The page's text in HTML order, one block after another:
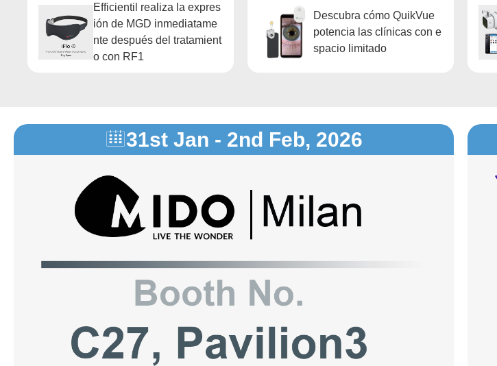
Efficientil realiza la expres
ión de MGD inmediatame
nte después del tratamient
o con RF1
Descubra cómo QuikVue
potencia las clínicas con e
spacio limitado
31st Jan - 2nd Feb, 2026